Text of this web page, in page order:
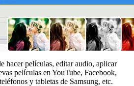
hacer películas, editar audio, aplicar
películas en YouTube, Facebook,
y tabletas de Samsung, etc.